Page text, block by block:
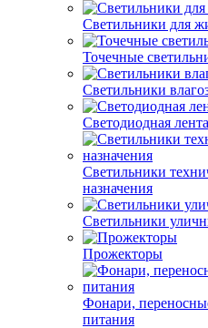
Светильники для
Точечные
Светильники
Светодиодная
Светильники
назначения
Светильники
Прожекторы
Фонари,
питания